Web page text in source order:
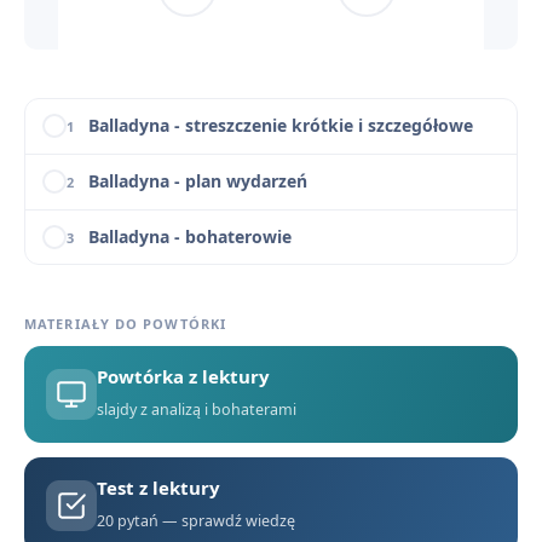
1 Balladyna - streszczenie krótkie i szczegółowe
2 Balladyna - plan wydarzeń
3 Balladyna - bohaterowie
5 Balladyna - geneza
6 Balladyna - problematyka
7 Język, styl i środki artystyczne w Balladynie
8 Droga Balladyny do władzy (w punktach)
MATERIAŁY DO POWTÓRKI
Powtórka z lektury
slajdy z analizą i bohaterami
Test z lektury
20 pytań — sprawdź wiedzę